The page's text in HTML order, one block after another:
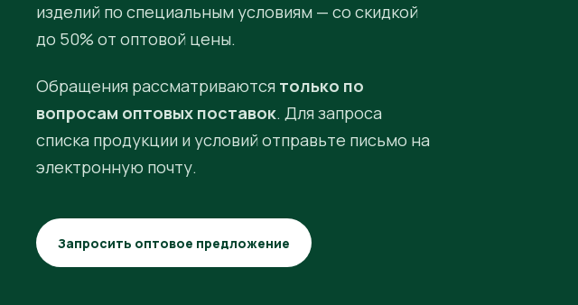
изделий по специальным условиям — со скидкой
до 50% от оптовой цены.
Обращения рассматриваются только по
вопросам оптовых поставок. Для запроса
списка продукции и условий отправьте письмо на
электронную почту.
Запросить оптовое предложение